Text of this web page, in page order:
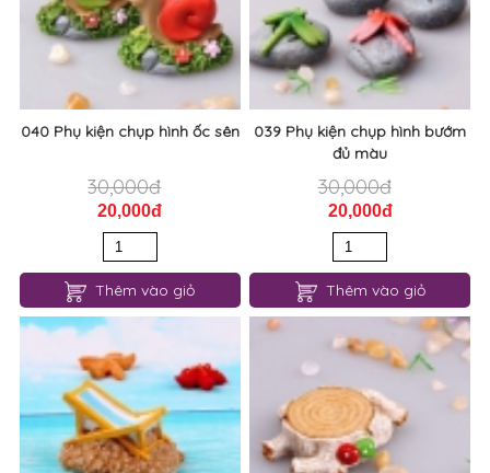
040 Phụ kiện chụp hình ốc sên
30,000đ
20,000đ
Thêm vào giỏ
039 Phụ kiện chụp hình bướm
đủ màu
30,000đ
20,000đ
Thêm vào giỏ